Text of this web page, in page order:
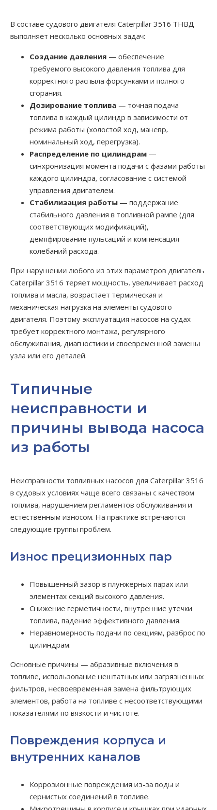
В составе судового двигателя Caterpillar 3516 ТНВД
выполняет несколько основных задач:
Создание давления — обеспечение
требуемого высокого давления топлива для
корректного распыла форсунками и полного
сгорания.
Дозирование топлива — точная подача
топлива в каждый цилиндр в зависимости от
режима работы (холостой ход, маневр,
номинальный ход, перегрузка).
Распределение по цилиндрам —
синхронизация момента подачи с фазами работы
каждого цилиндра, согласование с системой
управления двигателем.
Стабилизация работы — поддержание
стабильного давления в топливной рампе (для
соответствующих модификаций),
демпфирование пульсаций и компенсация
колебаний расхода.
При нарушении любого из этих параметров двигатель
Caterpillar 3516 теряет мощность, увеличивает расход
топлива и масла, возрастает термическая и
механическая нагрузка на элементы судового
двигателя. Поэтому эксплуатация насосов на судах
требует корректного монтажа, регулярного
обслуживания, диагностики и своевременной замены
узла или его деталей.
Типичные
неисправности и
причины вывода насоса
из работы
Неисправности топливных насосов для Caterpillar 3516
в судовых условиях чаще всего связаны с качеством
топлива, нарушением регламентов обслуживания и
естественным износом. На практике встречаются
следующие группы проблем.
Износ прецизионных пар
Повышенный зазор в плунжерных парах или
элементах секций высокого давления.
Снижение герметичности, внутренние утечки
топлива, падение эффективного давления.
Неравномерность подачи по секциям, разброс по
цилиндрам.
Основные причины — абразивные включения в
топливе, использование нештатных или загрязненных
фильтров, несвоевременная замена фильтрующих
элементов, работа на топливе с несоответствующими
показателями по вязкости и чистоте.
Повреждения корпуса и
внутренних каналов
Коррозионные повреждения из-за воды и
сернистых соединений в топливе.